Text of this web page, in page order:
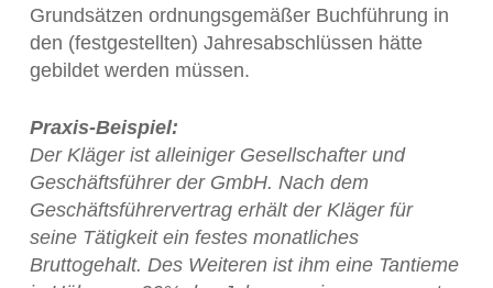
Grundsätzen ordnungsgemäßer Buchführung in
den (festgestellten) Jahresabschlüssen hätte
gebildet werden müssen.
Praxis-Beispiel:
Der Kläger ist alleiniger Gesellschafter und
Geschäftsführer der GmbH. Nach dem
Geschäftsführervertrag erhält der Kläger für
seine Tätigkeit ein festes monatliches
Bruttogehalt. Des Weiteren ist ihm eine Tantieme